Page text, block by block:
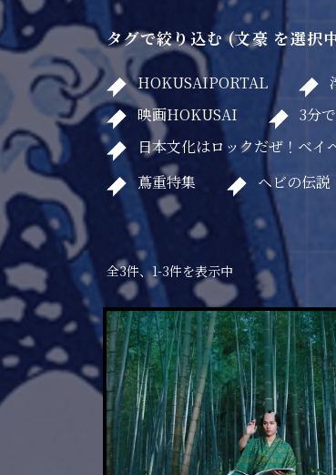
タグで絞り込む (文豪 を選択
HOKUSAIPORTAL
映画HOKUSAI
3分
日本文化はロックだぜ！ベイ
蔦重特集
ヘビの伝説
全3件、1-3件を表示中